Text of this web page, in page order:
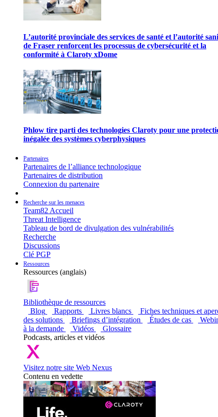
L’autorité provinciale des services de santé et l’autorité
de Fraser renforcent les processus de cybersécurité et la
conformité à Claroty xDome
Phlow tire parti des technologies Claroty pour une
inégalée des systèmes cyberphysiques
Partenaires
Partenaires de l’alliance technologique
Partenaires de distribution
Connexion du partenaire
Recherche sur les menaces
Team82 Accueil
Threat Intelligence
Tableau de bord de divulgation des vulnérabilités
Recherche
Discussions
Clé PGP
Ressources
Ressources (anglais)
Bibliothèque de ressources
Blog
Rapports Livres blancs
Fiches techniques et
des solutions
Briefings d’intégration Études de cas
à la demande
Vidéos
Glossaire
Podcasts, articles et vidéos
Visitez notre site Web Nexus
Contenu en vedette